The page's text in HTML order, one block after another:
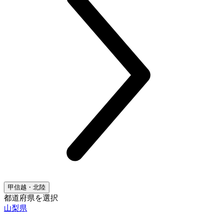
甲信越・北陸
都道府県を選択
山梨県